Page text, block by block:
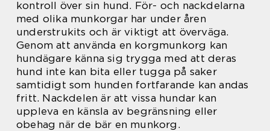
kontroll över sin hund. För- och nackdelarna
med olika munkorgar har under åren
understrukits och är viktigt att överväga.
Genom att använda en korgmunkorg kan
hundägare känna sig trygga med att deras
hund inte kan bita eller tugga på saker
samtidigt som hunden fortfarande kan andas
fritt. Nackdelen är att vissa hundar kan
uppleva en känsla av begränsning eller
obehag när de bär en munkorg.